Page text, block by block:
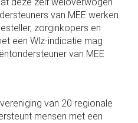
van MEE werken
zorginkopers en
een Wlz-indicatie mag
van MEE
van 20 regionale
mensen met een